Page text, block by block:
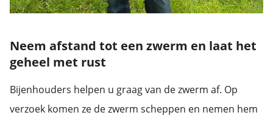
Neem afstand tot een zwerm en laat het
geheel met rust
Bijenhouders helpen u graag van de zwerm af. Op
verzoek komen ze de zwerm scheppen en nemen hem